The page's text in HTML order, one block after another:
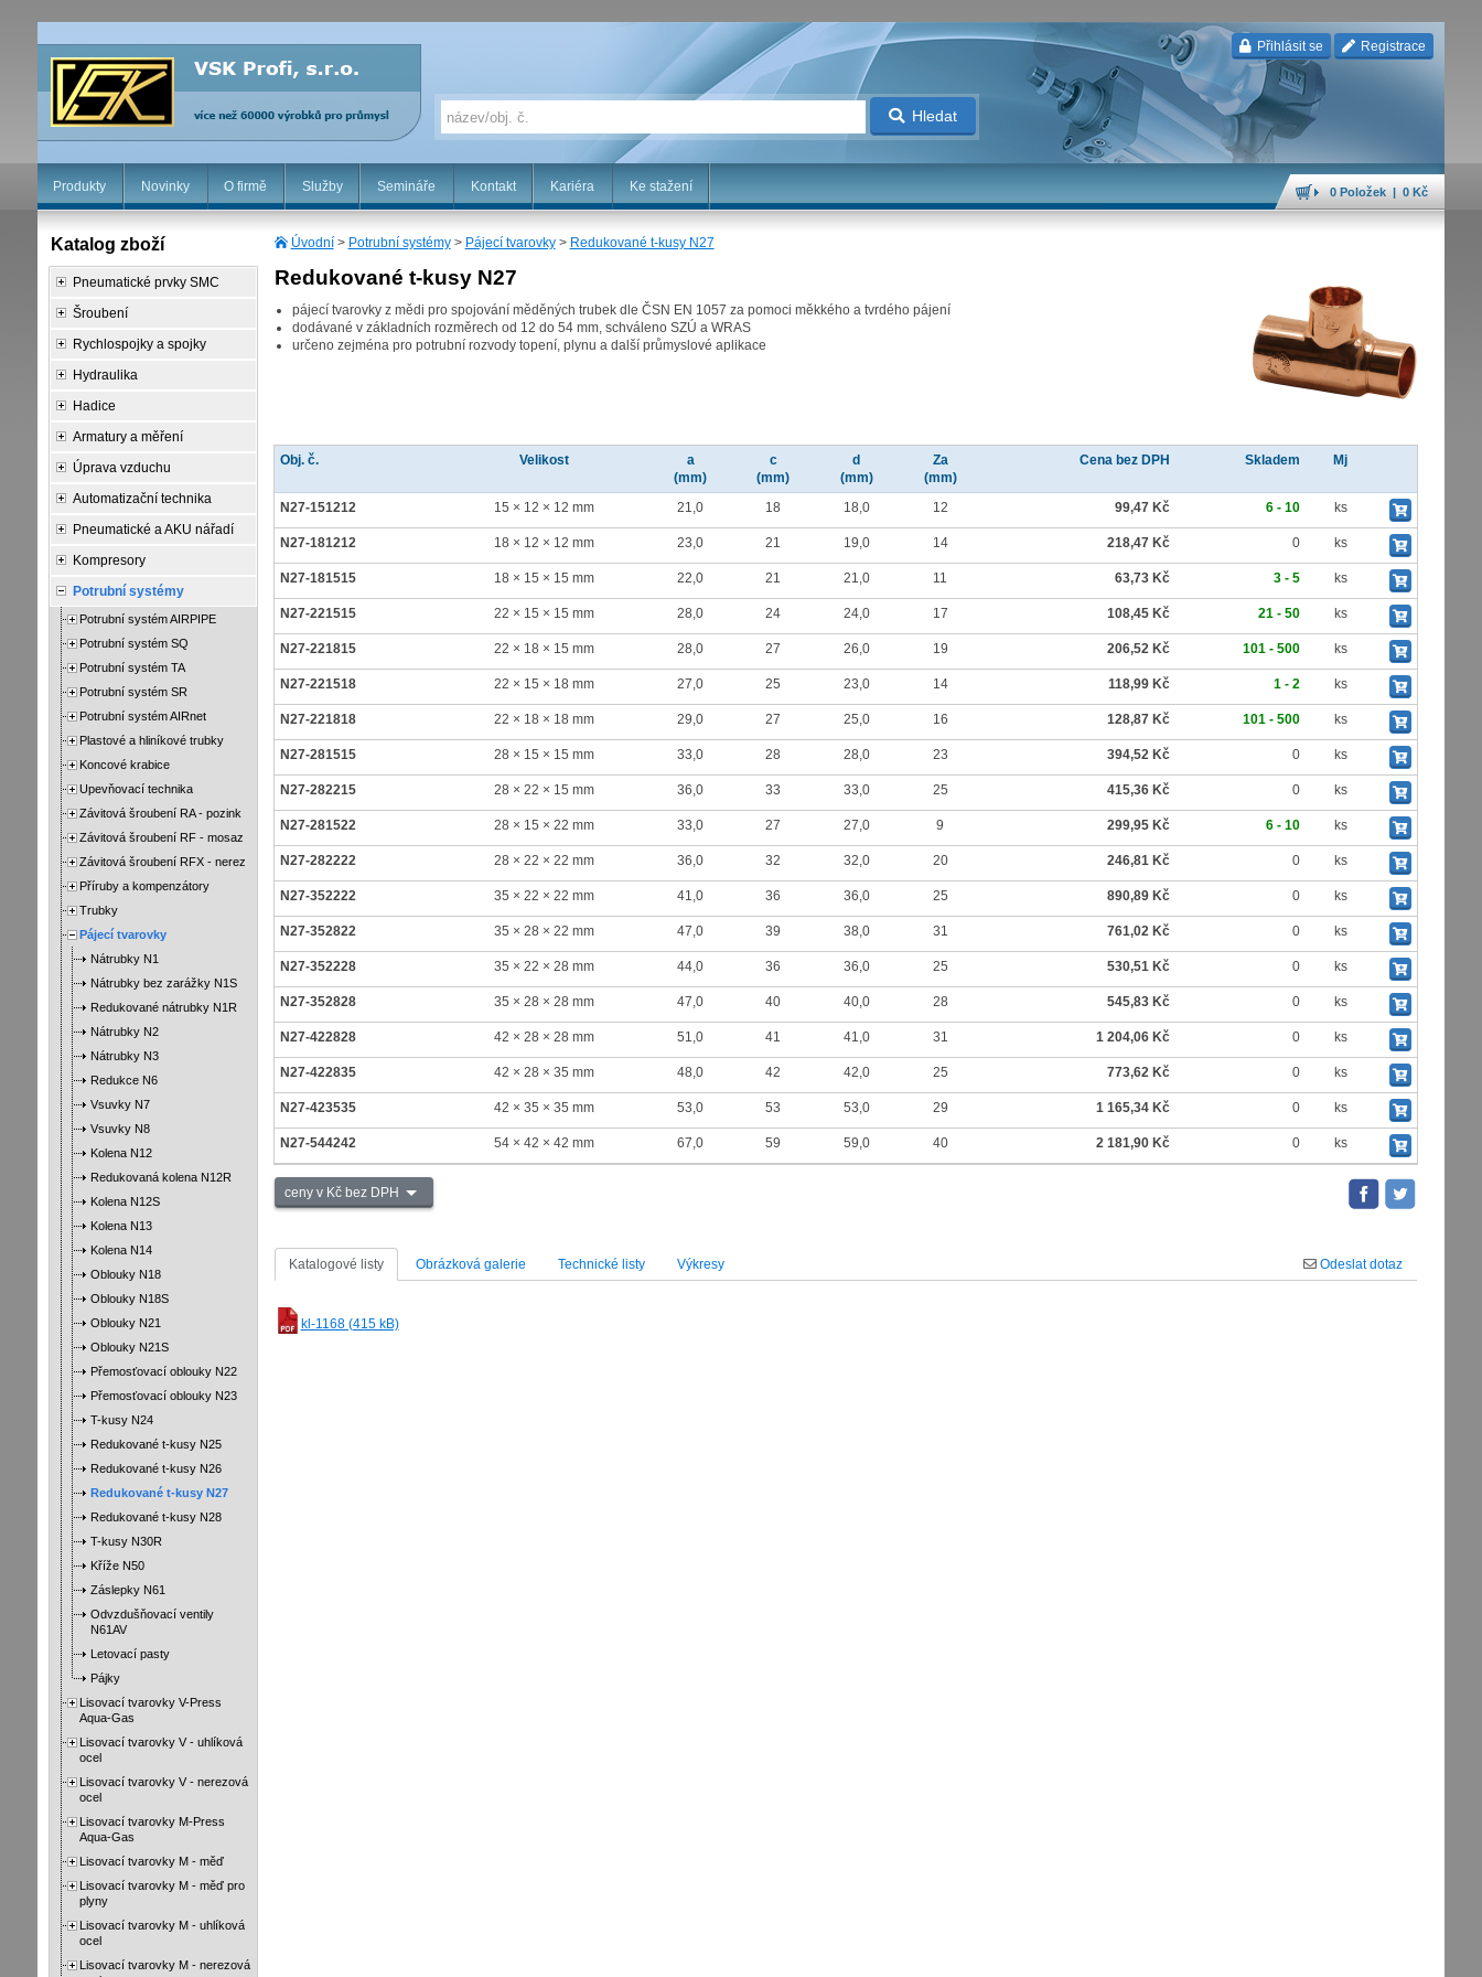
Přihlásit se Registrace
Hledat
Produkty Novinky O firmě Služby Semináře Kontakt Kariéra Ke stažení 0 Položek | 0 Kč
Úvodní> Potrubní systémy> Pájecí tvarovky> Redukované t-kusy N27
Redukované t-kusy N27
pájecí tvarovky z mědi pro spojování měděných trubek dle ČSN EN 1057 za pomoci měkkého a tvrdého pájení
dodávané v základních rozměrech od 12 do 54 mm, schváleno SZÚ a WRAS
určeno zejména pro potrubní rozvody topení, plynu a další průmyslové aplikace
Obj. č. Velikost
a
(mm)
c
(mm)
d
(mm)
Za
(mm)
Cena bez DPH Skladem Mj
N27-151212 15 × 12 × 12 mm 21,0 18 18,0 12 99,47 Kč 6 - 10 ks
N27-181212 18 × 12 × 12 mm 23,0 21 19,0 14 218,47 Kč 0 ks
N27-181515 18 × 15 × 15 mm 22,0 21 21,0 11 63,73 Kč 3 - 5 ks
N27-221515 22 × 15 × 15 mm 28,0 24 24,0 17 108,45 Kč 21 - 50 ks
N27-221815 22 × 18 × 15 mm 28,0 27 26,0 19 206,52 Kč 101 - 500 ks
N27-221518 22 × 15 × 18 mm 27,0 25 23,0 14 118,99 Kč 1 - 2 ks
N27-221818 22 × 18 × 18 mm 29,0 27 25,0 16 128,87 Kč 101 - 500 ks
N27-281515 28 × 15 × 15 mm 33,0 28 28,0 23 394,52 Kč 0 ks
N27-282215 28 × 22 × 15 mm 36,0 33 33,0 25 415,36 Kč 0 ks
N27-281522 28 × 15 × 22 mm 33,0 27 27,0 9 299,95 Kč 6 - 10 ks
N27-282222 28 × 22 × 22 mm 36,0 32 32,0 20 246,81 Kč 0 ks
N27-352222 35 × 22 × 22 mm 41,0 36 36,0 25 890,89 Kč 0 ks
N27-352822 35 × 28 × 22 mm 47,0 39 38,0 31 761,02 Kč 0 ks
N27-352228 35 × 22 × 28 mm 44,0 36 36,0 25 530,51 Kč 0 ks
N27-352828 35 × 28 × 28 mm 47,0 40 40,0 28 545,83 Kč 0 ks
N27-422828 42 × 28 × 28 mm 51,0 41 41,0 31 1 204,06 Kč 0 ks
N27-422835 42 × 28 × 35 mm 48,0 42 42,0 25 773,62 Kč 0 ks
N27-423535 42 × 35 × 35 mm 53,0 53 53,0 29 1 165,34 Kč 0 ks
N27-544242 54 × 42 × 42 mm 67,0 59 59,0 40 2 181,90 Kč 0 ks
ceny v Kč bez DPH
Katalogové listy Obrázková galerie Technické listy Výkresy Odeslat dotaz
kl-1168 (415 kB)
Katalog zboží
Pneumatické prvky SMC
Šroubení
Rychlospojky a spojky
Hydraulika
Hadice
Armatury a měření
Úprava vzduchu
Automatizační technika
Pneumatické a AKU nářadí
Kompresory
Potrubní systémy
Potrubní systém AIRPIPE
Potrubní systém SQ
Potrubní systém TA
Potrubní systém SR
Potrubní systém AIRnet
Plastové a hliníkové trubky
Koncové krabice
Upevňovací technika
Závitová šroubení RA - pozink
Závitová šroubení RF - mosaz
Závitová šroubení RFX - nerez
Příruby a kompenzátory
Trubky
Pájecí tvarovky
Nátrubky N1
Nátrubky bez zarážky N1S
Redukované nátrubky N1R
Nátrubky N2
Nátrubky N3
Redukce N6
Vsuvky N7
Vsuvky N8
Kolena N12
Redukovaná kolena N12R
Kolena N12S
Kolena N13
Kolena N14
Oblouky N18
Oblouky N18S
Oblouky N21
Oblouky N21S
Přemosťovací oblouky N22
Přemosťovací oblouky N23
T-kusy N24
Redukované t-kusy N25
Redukované t-kusy N26
Redukované t-kusy N27
Redukované t-kusy N28
T-kusy N30R
Kříže N50
Záslepky N61
Odvzdušňovací ventily
N61AV
Letovací pasty
Pájky
Lisovací tvarovky V-Press
Aqua-Gas
Lisovací tvarovky V - uhlíková
ocel
Lisovací tvarovky V - nerezová
ocel
Lisovací tvarovky M-Press
Aqua-Gas
Lisovací tvarovky M - měď
Lisovací tvarovky M - měď pro
plyny
Lisovací tvarovky M - uhlíková
ocel
Lisovací tvarovky M - nerezová